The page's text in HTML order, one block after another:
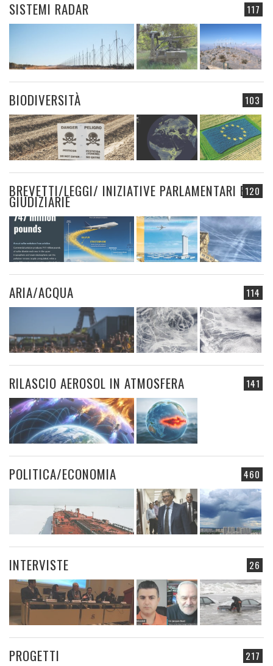
117
SISTEMI RADAR
103
BIODIVERSITÀ
120
BREVETTI/LEGGI/ INIZIATIVE PARLAMENTARI E
GIUDIZIARIE
114
ARIA/ACQUA
141
RILASCIO AEROSOL IN ATMOSFERA
460
POLITICA/ECONOMIA
26
INTERVISTE
217
PROGETTI